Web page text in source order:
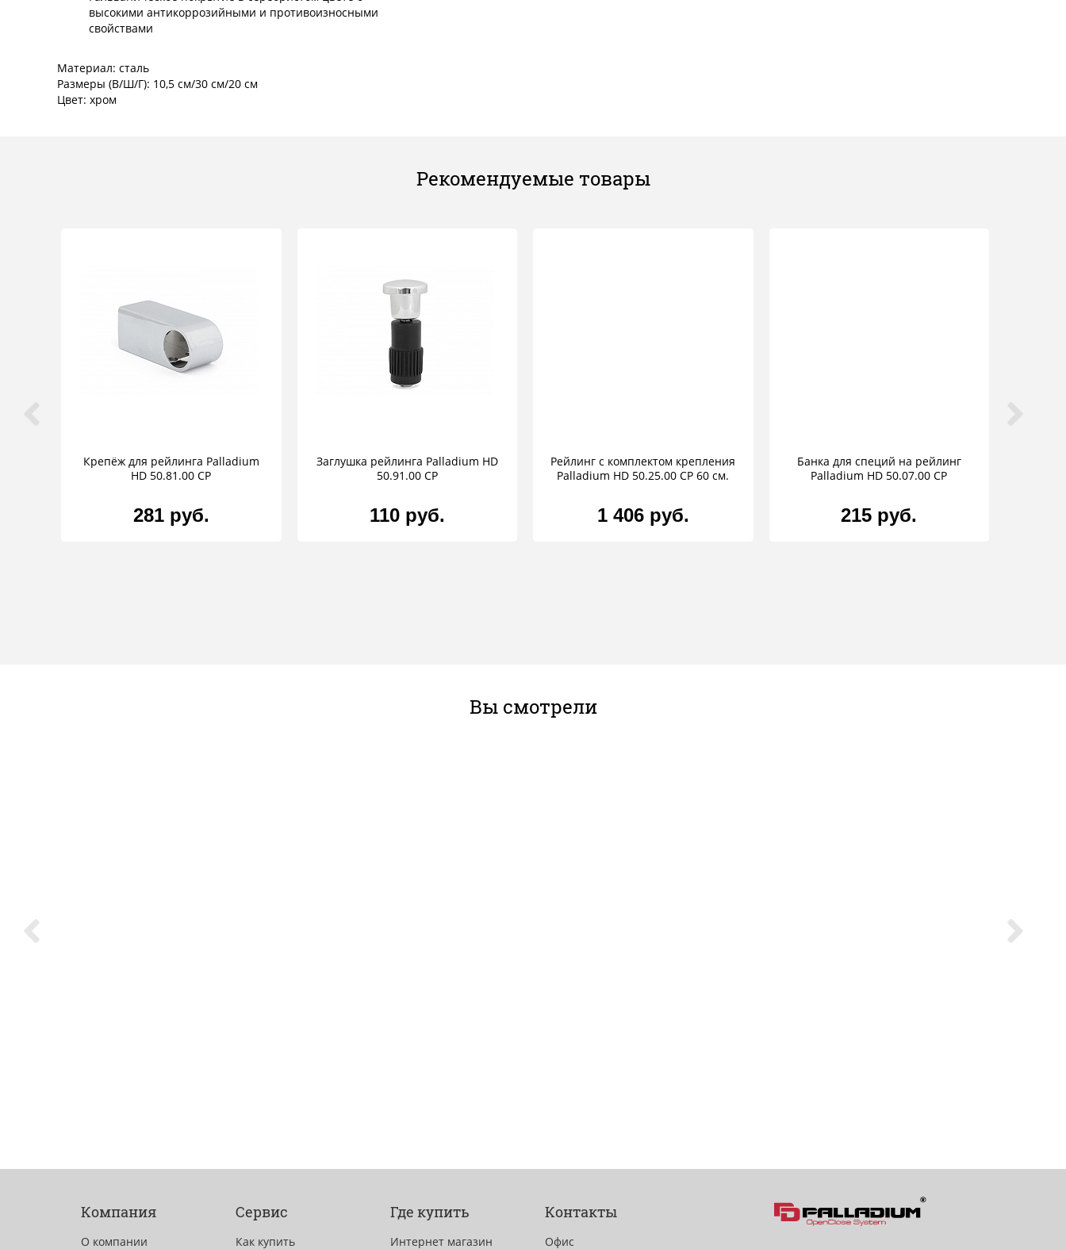
высокими антикоррозийными и противоизносными
свойствами
Материал: сталь
Размеры (В/Ш/Г): 10,5 см/30 см/20 см
Цвет: хром
Рекомендуемые товары
Крепёж для рейлинга Palladium
HD 50.81.00 CP
281 руб.
Заглушка рейлинга Palladium HD
50.91.00 CP
110 руб.
Рейлинг с комплектом крепления
Palladium HD 50.25.00 CP 60 см.
1 406 руб.
Банка для специй на рейлинг
Palladium HD 50.07.00 CP
215 руб.
Вы смотрели
Компания
О компании
Сервис
Как купить
Где купить
Интернет магазин
Контакты
Офис